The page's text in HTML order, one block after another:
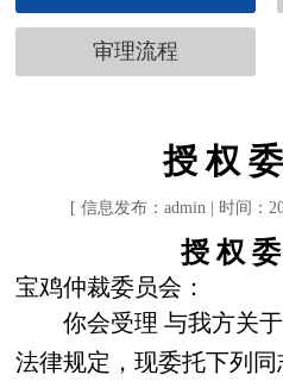
审理流程
授 权
[ 信息发布：admin | 时间：
授 权 委
宝鸡仲裁委员会：
你会受理 与我方关于
法律规定，现委托下列